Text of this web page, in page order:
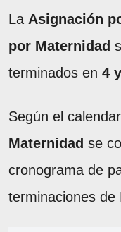
La Asignación
por Maternidad
terminados en 4
Según el
Maternidad se
cronograma de
terminaciones de